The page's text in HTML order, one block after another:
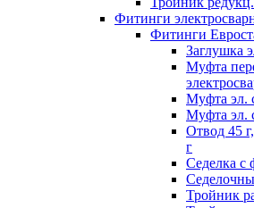
Фитинги
Фитинги
Заглушка
Муфта
Муфта эл.
Муфта эл.
Отвод 45
г
Седелка с
Тройник